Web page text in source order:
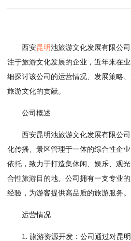
西安昆明池旅游文化发展有限公
注于旅游文化发展的企业，近年来在
细探讨该公司的运营情况、发展策略
旅游文化的贡献。
公司概述
西安昆明池旅游文化发展有限公
化传播、景区管理于一体的综合性企
依托，致力于打造集休闲、娱乐、观
合性旅游目的地。公司拥有一支专业
经验，为游客提供高品质的旅游服务。
运营情况
1. 旅游资源开发：公司通过对昆